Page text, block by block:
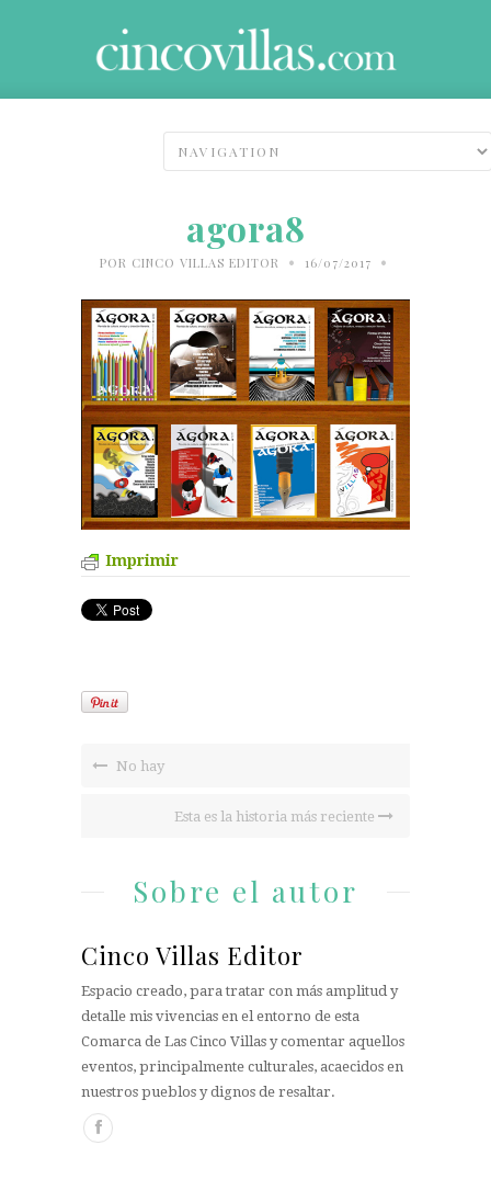
agora8
POR CINCO VILLAS EDITOR • 16/07/2017 •
Imprimir
No hay
Esta es la historia más reciente
Sobre el autor
Cinco Villas Editor
Espacio creado, para tratar con más amplitud y
detalle mis vivencias en el entorno de esta
Comarca de Las Cinco Villas y comentar aquellos
eventos, principalmente culturales, acaecidos en
nuestros pueblos y dignos de resaltar.